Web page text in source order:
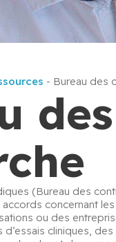
- Bureau des
(Bureau des
concernant
ou des
cliniques,